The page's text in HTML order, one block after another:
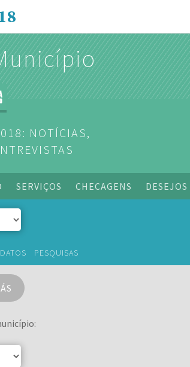
NOTÍCIAS,
SERVIÇOS CHECAGENS DESEJOS
PESQUISAS